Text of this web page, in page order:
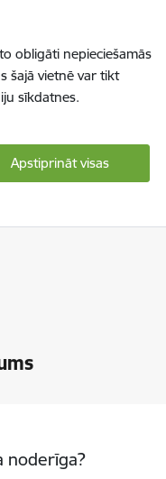
obligāti nepieciešamās
šajā vietnē var tikt
sīkdatnes.
Apstiprināt visas
noderīga?